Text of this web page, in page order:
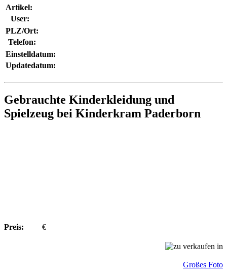
Artikel:
User:
PLZ/Ort:
Telefon:
Einstelldatum:
Updatedatum:
Gebrauchte Kinderkleidung und
Spielzeug bei Kinderkram Paderborn
Preis: €
Großes Foto